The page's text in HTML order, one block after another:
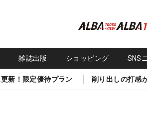
雑誌出版 ショッピング SNS
新！限定優待プラン 削り出しの打感